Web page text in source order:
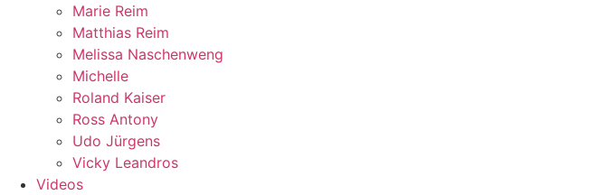
Marie Reim
Matthias Reim
Melissa Naschenweng
Michelle
Roland Kaiser
Ross Antony
Udo Jürgens
Vicky Leandros
Videos